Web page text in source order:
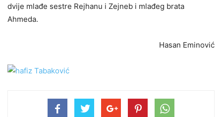
dvije mlađe sestre Rejhanu i Zejneb i mlađeg brata
Ahmeda.
Hasan Eminović